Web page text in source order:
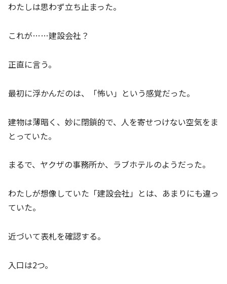
わたしは思わず立ち止まった。
これが……建設会社？
正直に言う。
最初に浮かんだのは、「怖い」という感覚だった。
建物は薄暗く、妙に閉鎖的で、人を寄せつけない空気をま
とっていた。
まるで、ヤクザの事務所か、ラブホテルのようだった。
わたしが想像していた「建設会社」とは、あまりにも違っ
ていた。
近づいて表札を確認する。
入口は2つ。